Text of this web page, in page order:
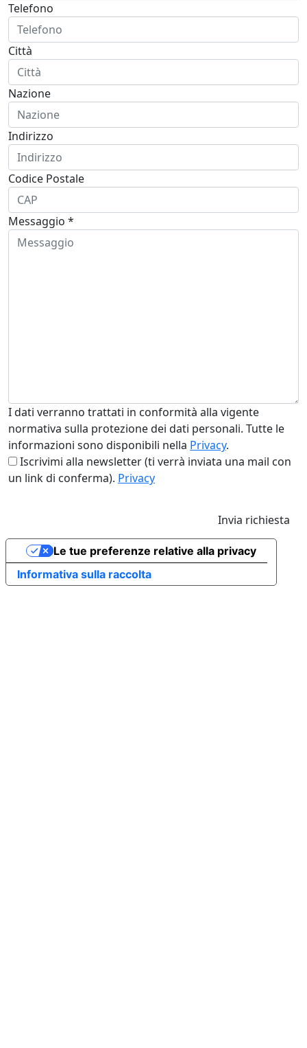
Telefono
Città
Nazione
Indirizzo
Codice Postale
Messaggio *
I dati verranno trattati in conformità alla vigente
normativa sulla protezione dei dati personali. Tutte le
informazioni sono disponibili nella Privacy.
Iscrivimi alla newsletter (ti verrà inviata una mail con
un link di conferma). Privacy
Invia richiesta
Informativa sulla raccolta
Le tue preferenze relative alla privacy